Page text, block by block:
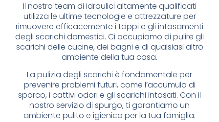
Il nostro team di idraulici altamente qualificati
utilizza le ultime tecnologie e attrezzature per
rimuovere efficacemente i tappi e gli intasamenti
degli scarichi domestici. Ci occupiamo di pulire gli
scarichi delle cucine, dei bagni e di qualsiasi altro
ambiente della tua casa.
La pulizia degli scarichi è fondamentale per
prevenire problemi futuri, come l’accumulo di
sporco, i cattivi odori e gli scarichi intasati. Con il
nostro servizio di spurgo, ti garantiamo un
ambiente pulito e igienico per la tua famiglia.